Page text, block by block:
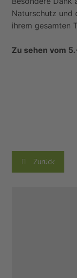
Naturschutz und
ihrem gesamten
Zu sehen vom
Zurück